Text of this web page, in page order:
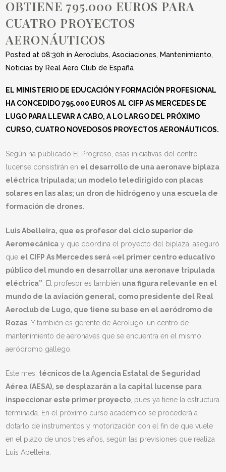
OBTIENE 795.000 EUROS PARA
CUATRO PROYECTOS
AERONÁUTICOS
Posted at 08:30h inAeroclubs,Asociaciones, Mantenimiento,
Noticias by Real Aero Club de España
EL MINISTERIO DE EDUCACIÓN Y FORMACIÓN PROFESIONAL
HA CONCEDIDO 795.000 EUROS AL CIFP AS MERCEDES DE
LUGO PARA LLEVAR A CABO, A LO LARGO DEL PRÓXIMO
CURSO, CUATRO NOVEDOSOS PROYECTOS AERONÁUTICOS.
Según ha publicado El Progreso, esas iniciativas del centro
lucense consistirán en el desarrollo de una aeronave biplaza
eléctrica tripulada; un modelo teledirigido con placas
solares en las alas; un dron de hidrógeno y una escuela de
formación de drones.
Luis Abelleira, que es profesor del ciclo superior de
Aeromecánica y que coordina el proyecto del biplaza, aseguró
que el CIFP As Mercedes será «el primer centro educativo
público del mundo en desarrollar una aeronave tripulada
eléctrica” . El profesor es también una figura relevante en el
mundo de la aviación general, como presidente del Real
Aeroclub de Lugo, que tiene su base en el aeródromo de
Rozas . Y también es gerente de Aerolugo, un centro de
mantenimiento de aeronaves que se encuentra en el mismo
aeródromo gallego.
Este mes, técnicos de la Agencia Estatal de Seguridad
Aérea (AESA), se desplazarán a la capital lucense para
inspeccionar este primer proyecto , pues ya tiene la estructura
terminada. En el próximo curso académico se procederá a
dotarlo de instrumentos y motorización con el fin de que vuele
en el plazo de unos tres años, según las previsiones que realiza
Luis Abelleira.